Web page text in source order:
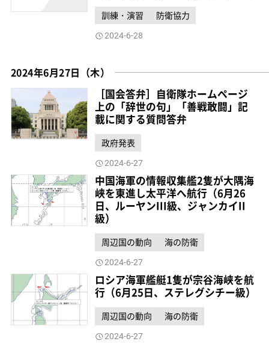
訓練・演習 防衛協力
2024-6-28
2024年6月27日（木）
［国会答弁］自衛隊ホームページ
上の「辞世の句」「善戦敢闘」記
載に関する質問答弁
政府発表
2024-6-27
中国海軍の情報収集艦2隻が大隅海
峡を東進し太平洋へ航行（6月26
日、ルーヤンIII級、ジャンカイII
級）
周辺国の動向 海の防衛
2024-6-27
ロシア海軍艦艇1隻が宗谷海峡を航
行（6月25日、ステレグシチー級）
周辺国の動向 海の防衛
2024-6-27